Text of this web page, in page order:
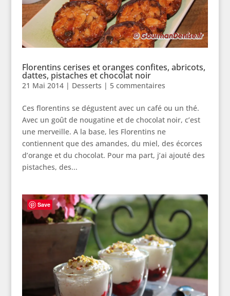
Florentins cerises et oranges confites, abricots,
dattes, pistaches et chocolat noir
21 Mai 2014| Desserts | 5 commentaires
Ces florentins se dégustent avec un café ou un thé.
Avec un goût de nougatine et de chocolat noir, c’est
une merveille. A la base, les Florentins ne
contiennent que des amandes, du miel, des écorces
d’orange et du chocolat. Pour ma part, j’ai ajouté des
pistaches, des...
Save